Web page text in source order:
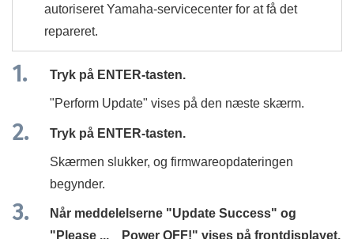
autoriseret Yamaha-servicecenter for at få det
repareret.
Tryk på ENTER-tasten.
"Perform Update" vises på den næste skærm.
Tryk på ENTER-tasten.
Skærmen slukker, og firmwareopdateringen
begynder.
Når meddelelserne "Update Success" og
" Please ... Power OFF!" vises på frontdisplayet,